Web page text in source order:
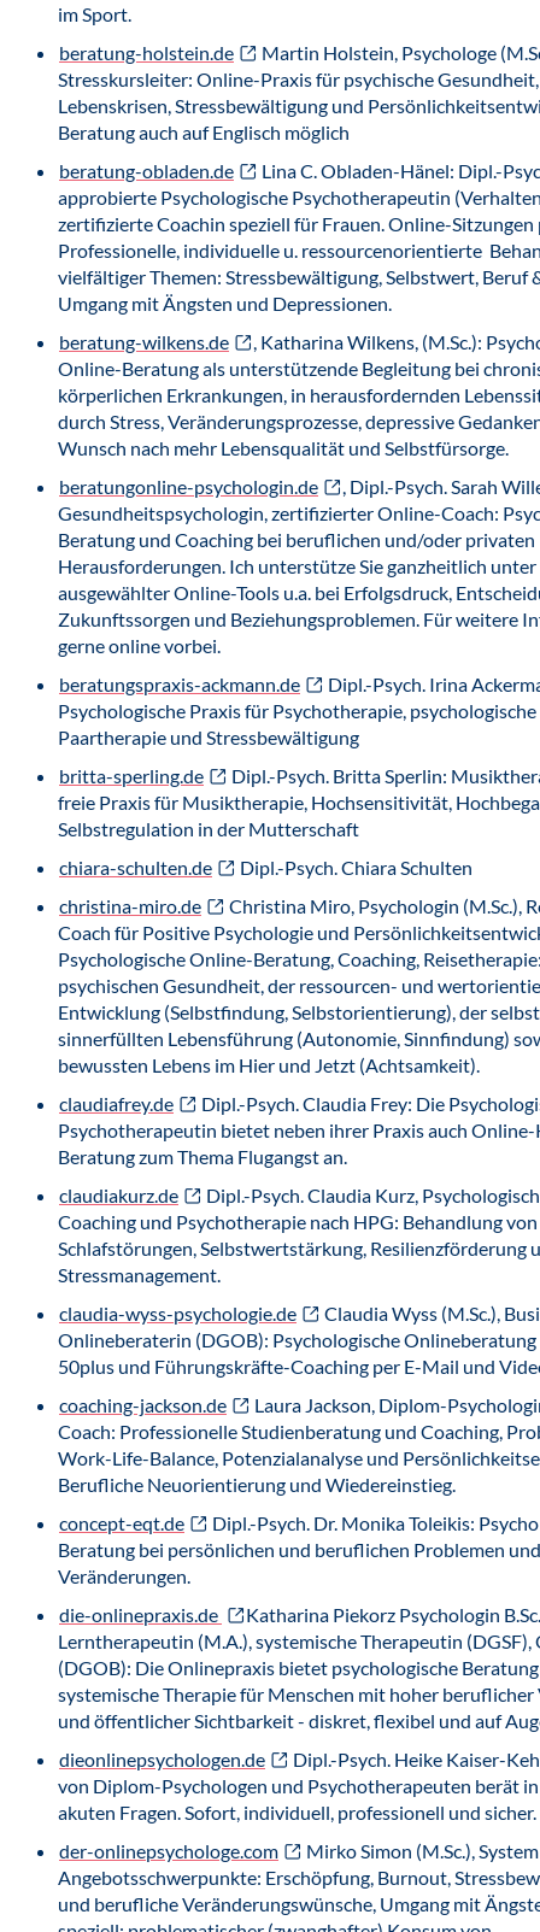
im Sport.
beratung-holstein.de
Martin Holstein, Psychologe
Stresskursleiter: Online-Praxis für psychische
Lebenskrisen, Stressbewältigung und
Beratung auch auf Englisch möglich
beratung-obladen.de
Lina C. Obladen-Hänel: Dipl.-
approbierte Psychologische Psychotherapeutin
zertifizierte Coachin speziell für Frauen. Online-Sitzungen
Professionelle, individuelle u. ressourcenorientierte
vielfältiger Themen: Stressbewältigung, Selbstwert, Beruf
Umgang mit Ängsten und Depressionen.
beratung-wilkens.de
, Katharina Wilkens, (M.Sc.):
Online-Beratung als unterstützende Begleitung bei
körperlichen Erkrankungen, in herausfordernden
durch Stress, Veränderungsprozesse, depressive
Wunsch nach mehr Lebensqualität und Selbstfürsorge.
beratungonline-psychologin.de
, Dipl.-Psych. Sarah
Gesundheitspsychologin, zertifizierter Online-Coach:
Beratung und Coaching bei beruflichen und/oder privaten
Herausforderungen. Ich unterstütze Sie ganzheitlich
ausgewählter Online-Tools u.a. bei Erfolgsdruck,
Zukunftssorgen und Beziehungsproblemen. Für weitere
gerne online vorbei.
beratungspraxis-ackmann.de
Dipl.-Psych. Irina
Psychologische Praxis für Psychotherapie,
Paartherapie und Stressbewältigung
britta-sperling.de
Dipl.-Psych. Britta Sperlin:
freie Praxis für Musiktherapie, Hochsensitivität,
Selbstregulation in der Mutterschaft
chiara-schulten.de
Dipl.-Psych. Chiara Schulten
christina-miro.de
Christina Miro, Psychologin (M.Sc.),
Coach für Positive Psychologie und
Psychologische Online-Beratung, Coaching,
psychischen Gesundheit, der ressourcen- und
Entwicklung (Selbstfindung, Selbstorientierung), der
sinnerfüllten Lebensführung (Autonomie, Sinnfindung)
bewussten Lebens im Hier und Jetzt (Achtsamkeit).
claudiafrey.de
Dipl.-Psych. Claudia Frey: Die
Psychotherapeutin bietet neben ihrer Praxis auch
Beratung zum Thema Flugangst an.
claudiakurz.de
Dipl.-Psych. Claudia Kurz,
Coaching und Psychotherapie nach HPG: Behandlung von
Schlafstörungen, Selbstwertstärkung, Resilienzförderung
Stressmanagement.
claudia-wyss-psychologie.de
Claudia Wyss (M.Sc.),
Onlineberaterin (DGOB): Psychologische
50plus und Führungskräfte-Coaching per E-Mail und
coaching-jackson.de
Laura Jackson, Diplom-
Coach: Professionelle Studienberatung und Coaching,
Work-Life-Balance, Potenzialanalyse und
Berufliche Neuorientierung und Wiedereinstieg.
concept-eqt.de
Dipl.-Psych. Dr. Monika Toleikis:
Beratung bei persönlichen und beruflichen Problemen und
Veränderungen.
die-onlinepraxis.de
Katharina Piekorz Psychologin
Lerntherapeutin (M.A.), systemische Therapeutin
(DGOB): Die Onlinepraxis bietet psychologische
systemische Therapie für Menschen mit hoher
und öffentlicher Sichtbarkeit - diskret, flexibel und auf
dieonlinepsychologen.de
Dipl.-Psych. Heike Kaiser-
von Diplom-Psychologen und Psychotherapeuten berät
akuten Fragen. Sofort, individuell, professionell und sicher.
der-onlinepsychologe.com
Mirko Simon (M.Sc.),
Angebotsschwerpunkte: Erschöpfung, Burnout,
und berufliche Veränderungswünsche, Umgang mit